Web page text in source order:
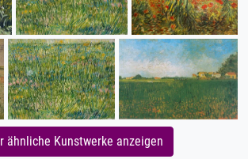
ähnliche Kunstwerke anzeigen